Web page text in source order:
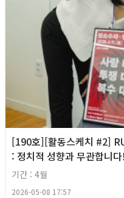
[190호][활동스케치 #2]
: 정치적 성향과 무관합니다!
기간 : 4월
2026-05-08 17:57